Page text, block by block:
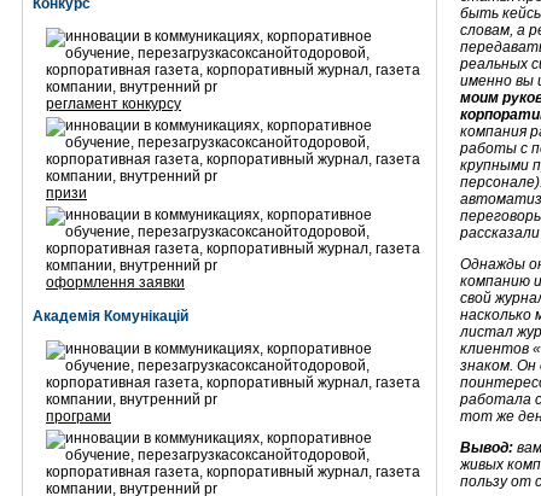
Конкурс
регламент конкурсу
призи
оформлення заявки
Академія Комунікацій
програми
быть
словам, а
реальных
именно вы
моим
компания
работы с
крупными
Однажды
компанию
свой
насколько
листал
клиентов
знаком. Он
работала
тот же
Вывод:
живых
пользу от